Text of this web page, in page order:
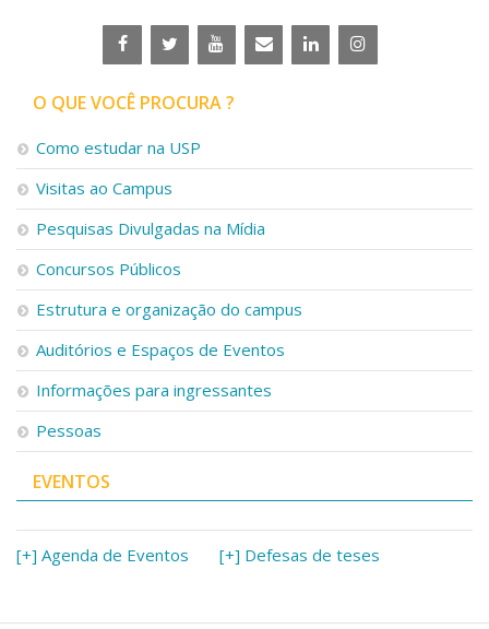
O QUE VOCÊ PROCURA ?
Como estudar na USP
Visitas ao Campus
Pesquisas Divulgadas na Mídia
Concursos Públicos
Estrutura e organização do campus
Auditórios e Espaços de Eventos
Informações para ingressantes
Pessoas
EVENTOS
[+] Agenda de Eventos [+] Defesas de teses